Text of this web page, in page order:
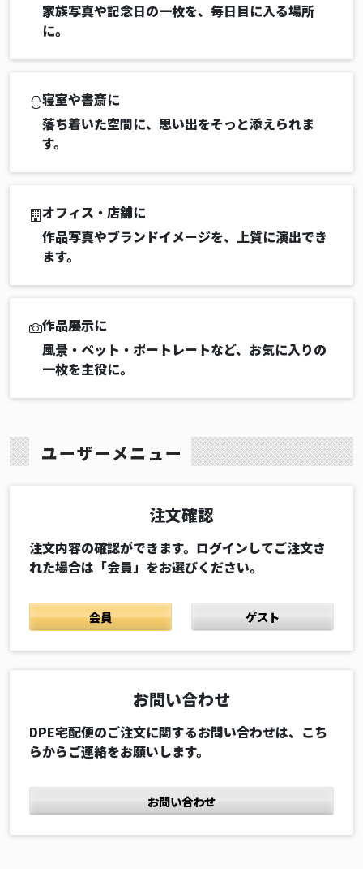
家族写真や記念日の一枚を、毎日目に入る場所
に。
寝室や書斎に
落ち着いた空間に、思い出をそっと添えられま
す。
オフィス・店舗に
作品写真やブランドイメージを、上質に演出でき
ます。
作品展示に
風景・ペット・ポートレートなど、お気に入りの
一枚を主役に。
ユーザーメニュー
注文確認
注文内容の確認ができます。ログインしてご注文さ
れた場合は「会員」をお選びください。
会員 ゲスト
お問い合わせ
DPE宅配便のご注文に関するお問い合わせは、こち
らからご連絡をお願いします。
お問い合わせ